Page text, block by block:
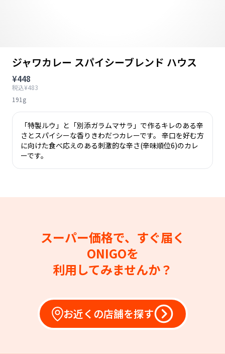
ジャワカレー スパイシーブレンド ハウス
¥448
税込¥483
191g
「特製ルウ」と「別添ガラムマサラ」で作るキレのある辛
さとスパイシーな香りきわだつカレーです。 辛口を好む方
に向けた食べ応えのある刺激的な辛さ(辛味順位6)のカレ
ーです。
スーパー価格で、すぐ届く
ONIGOを
利用してみませんか？
お近くの店舗を探す